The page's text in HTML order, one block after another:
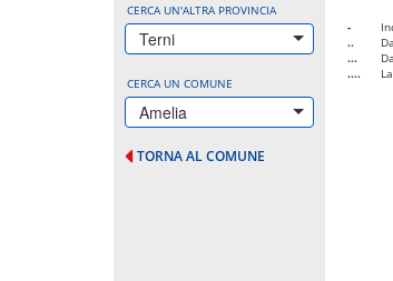
CERCA UN'ALTRA PROVINCIA
Terni
CERCA UN COMUNE
Amelia
TORNA AL COMUNE
-
..
...
....